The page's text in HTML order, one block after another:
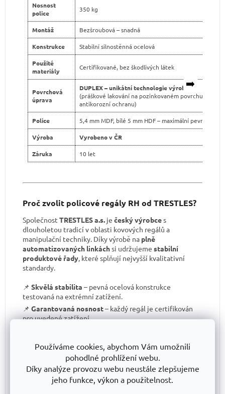
Používáme cookies, abychom Vám umožnili
pohodlné prohlížení webu.
Díky analýze provozu webu neustále zlepšujeme
jeho funkce, výkon a použitelnost.
➡️
Nosnost
police
350 kg
Montáž Bezšroubová – snadná
Konstrukce Stabilní silnostěnná ocelová
Použité
materiály
Certifikované, bez škodlivých látek
Povrchová
úprava
DUPLEX – unikátní technologie výroby
(práškové lakování na pozinkovaném povrchu pro
antikorozní ochranu)
Police 5,4 mm MDF, bílé 5 mm HDF – maximální pevnost
Výroba Vyrobeno v ČR
Záruka 10 let
Proč zvolit policové regály RH od TRESTLES?
Společnost TRESTLES a.s. je český výrobces
dlouholetou tradicí v oblasti kovových regálů a
manipulační techniky. Díky výrobě na plně
automatizovaných linkáchsi udržujeme stabilní
produktové řady, které splňují nejvyšší kvalitativní
standardy.
📌 Skvělá stabilita – pevná ocelová konstrukce
testovaná na extrémní zatížení.
📌 Garantovaná nosnost– každý regál je certifikován
pro uvedené zatížení.
Bezkonkurenční poměr kvalita/cena– výborné
zpracování za férovou cenu.
📌Podpora české výroby– investujeme do lokální
produkce a technologického pokroku.